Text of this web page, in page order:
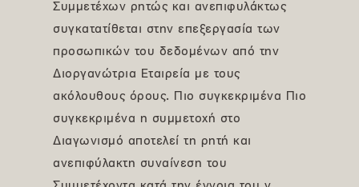
Συμμετέχων ρητώς και ανεπιφυλάκτως
συγκατατίθεται στην επεξεργασία των
προσωπικών του δεδομένων από την
Διοργανώτρια Εταιρεία με τους
ακόλουθους όρους. Πιο συγκεκριμένα Πιο
συγκεκριμένα η συμμετοχή στο
Διαγωνισμό αποτελεί τη ρητή και
ανεπιφύλακτη συναίνεση του